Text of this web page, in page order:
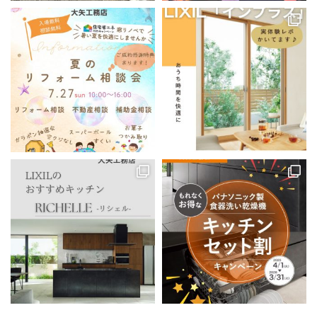
の皆様に感謝しています。
Titer Jesal
2 years ago
See All Reviews